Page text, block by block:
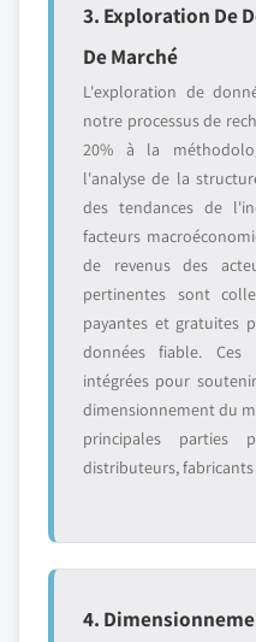
3. Exploration De
De Marché
L'exploration de
notre processus de
20% à la
l'analyse de la
des tendances de
facteurs
de revenus des
pertinentes sont
payantes et gratuites
données fiable. Ces
intégrées pour
dimensionnement du
principales parties
distributeurs,
4.